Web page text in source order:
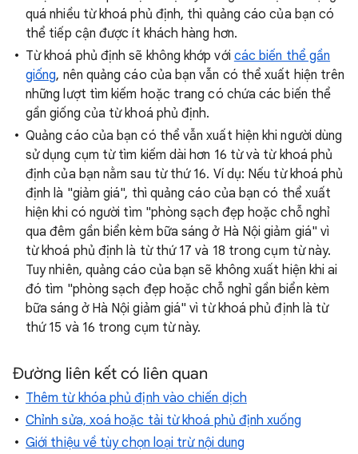
quá nhiều từ khoá phủ định, thì quảng cáo của bạn có
thể tiếp cận được ít khách hàng hơn.
Từ khoá phủ định sẽ không khớp với các biến thể gần
giống, nên quảng cáo của bạn vẫn có thể xuất hiện trên
những lượt tìm kiếm hoặc trang có chứa các biến thể
gần giống của từ khoá phủ định.
Quảng cáo của bạn có thể vẫn xuất hiện khi người dùng
sử dụng cụm từ tìm kiếm dài hơn 16 từ và từ khoá phủ
định của bạn nằm sau từ thứ 16. Ví dụ: Nếu từ khoá phủ
định là "giảm giá", thì quảng cáo của bạn có thể xuất
hiện khi có người tìm "phòng sạch đẹp hoặc chỗ nghỉ
qua đêm gần biển kèm bữa sáng ở Hà Nội giảm giá" vì
từ khoá phủ định là từ thứ 17 và 18 trong cụm từ này.
Tuy nhiên, quảng cáo của bạn sẽ không xuất hiện khi ai
đó tìm "phòng sạch đẹp hoặc chỗ nghỉ gần biển kèm
bữa sáng ở Hà Nội giảm giá" vì từ khoá phủ định là từ
thứ 15 và 16 trong cụm từ này.
Đường liên kết có liên quan
Thêm từ khóa phủ định vào chiến dịch
Chỉnh sửa, xoá hoặc tải từ khoá phủ định xuống
Giới thiệu về tùy chọn loại trừ nội dung